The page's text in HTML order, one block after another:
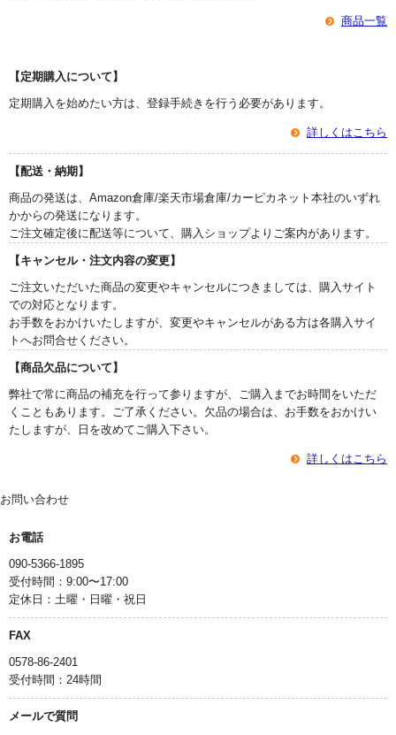
商品一覧
【定期購入について】
定期購入を始めたい方は、登録手続きを行う必要があります。
詳しくはこちら
【配送・納期】
商品の発送は、Amazon倉庫/楽天市場倉庫/カーピカネット本社のいずれ
かからの発送になります。
ご注文確定後に配送等について、購入ショップよりご案内があります。
【キャンセル・注文内容の変更】
ご注文いただいた商品の変更やキャンセルにつきましては、購入サイト
での対応となります。
お手数をおかけいたしますが、変更やキャンセルがある方は各購入サイ
トへお問合せください。
【商品欠品について】
弊社で常に商品の補充を行って参りますが、ご購入までお時間をいただ
くこともあります。ご了承ください。欠品の場合は、お手数をおかけい
たしますが、日を改めてご購入下さい。
詳しくはこちら
お問い合わせ
お電話
090-5366-1895
受付時間：9:00〜17:00
定休日：土曜・日曜・祝日
FAX
0578-86-2401
受付時間：24時間
メールで質問